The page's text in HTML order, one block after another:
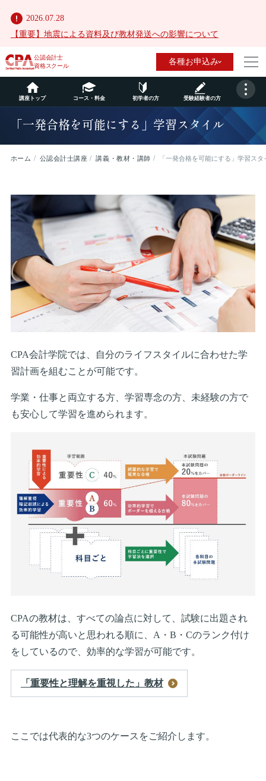
2026.07.28
【重要】地震による資料及び教材発送への影響について
公認会計士
資格スクール
各種お申込み
講座トップ コース・料金 初学者の方 受験経験者の方
「一発合格を可能にする」学習スタイル
ホーム 公認会計士講座 講義・教材・講師 「一発合格を可能にする」学習スタ
CPA会計学院では、自分のライフスタイルに合わせた学
習計画を組むことが可能です。
学業・仕事と両立する方、学習専念の方、未経験の方で
も安心して学習を進められます。
CPAの教材は、すべての論点に対して、試験に出題され
る可能性が高いと思われる順に、A・B・Cのランク付け
をしているので、効率的な学習が可能です。
「重要性と理解を重視した」教材
ここでは代表的な3つのケースをご紹介します。